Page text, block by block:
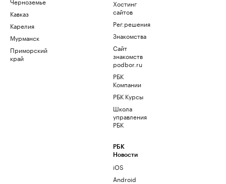
Кавказ
Карелия
Мурманск
Приморский
край
Хостинг
сайтов
Рег.решения
Знакомства
Сайт
знакомств
podbor.ru
РБК
Компании
РБК Курсы
Школа
управления
РБК
РБК
Новости
iOS
Android